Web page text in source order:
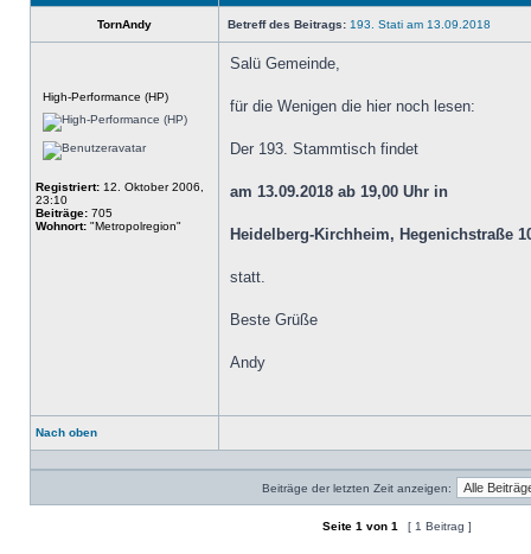
TornAndy Betreff des Beitrags: 193. Stati am 13.09.2018
High-Performance (HP)
Registriert: 12. Oktober 2006,
23:10
Beiträge: 705
Wohnort: "Metropolregion"
Salü Gemeinde,
für die Wenigen die hier noch lesen:
Der 193. Stammtisch findet
am 13.09.2018 ab 19,00 Uhr in
Heidelberg-Kirchheim, Hegenichstraße
statt.
Beste Grüße
Andy
Nach oben
Profil
Beiträge der letzten Zeit anzeigen:
Seite 1 von 1 [ 1 Beitrag ]